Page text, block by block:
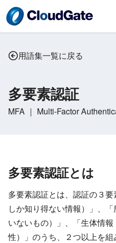
用語集一覧に戻る
多要素認証
MFA ｜ Multi-Factor
多要素認証とは
多要素認証とは、認証の３
しか知り得ない情報）」、
いないもの）」、「生体情
性）」のうち、２つ以上を